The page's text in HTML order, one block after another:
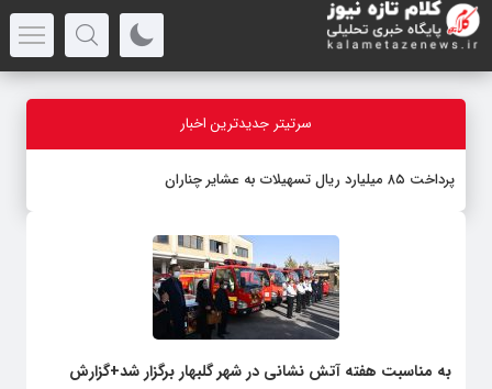
سرتیتر جدیدترین اخبار
پرداخت ۸۵ میلیارد ریال تسهیلات به عشایر چناران
به مناسبت هفته آتش نشانی در شهر گلبهار برگزار شد+گزارش